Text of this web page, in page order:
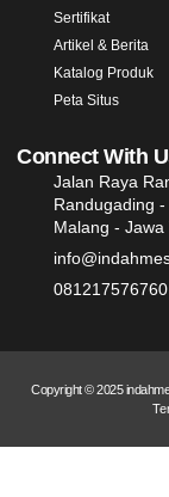
Sertifikat
Artikel & Berita
Katalog Produk
Peta Situs
Connect With
Jalan Raya
Randugading
Malang - Jawa
081217576760
Copyright © 2025